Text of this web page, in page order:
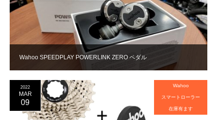
Wahoo SPEEDPLAY POWERLINK ZERO ペダル
2022
MAR
09
Wahoo
スマートローラー
在庫有ます